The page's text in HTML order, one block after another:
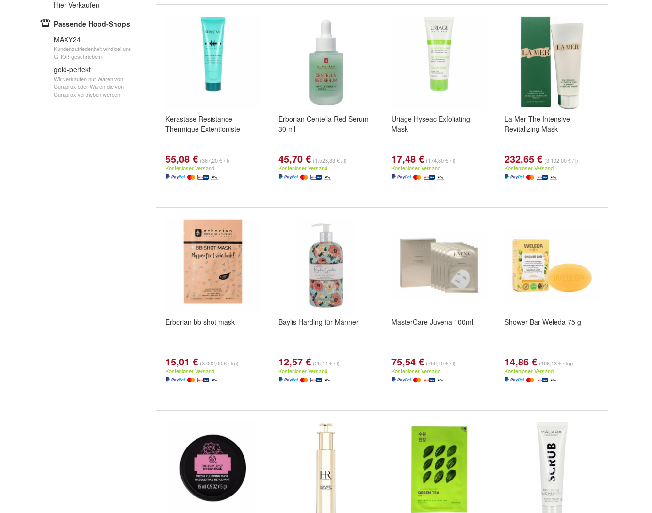
Hier Verkaufen
Passende Hood-Shops
MAXY24
Kundenzufriedenheit wird bei uns
GROß geschriebem
gold-perfekt
Wir verkaufen nur Waren von
Curaprox oder Waren die von
Curaprox vertrieben werden.
Kerastase Resistance
Thermique Extentioniste
55,08 € (367,20 € / l)
Kostenloser Versand
Erborian Centella Red Serum
30 ml
45,70 € (1.523,33 € / l)
Kostenloser Versand
Uriage Hyseac Exfoliating
Mask
17,48 € (174,80 € / l)
Kostenloser Versand
La Mer The Intensive
Revitalizing Mask
232,65 € (3.102,00 € / l)
Kostenloser Versand
Erborian bb shot mask
15,01 € (3.002,00 € / kg)
Kostenloser Versand
Baylis Harding für Männer
12,57 € (25,14 € / l)
Kostenloser Versand
MasterCare Juvena 100ml
75,54 € (755,40 € / l)
Kostenloser Versand
Shower Bar Weleda 75 g
14,86 € (198,13 € / kg)
Kostenloser Versand